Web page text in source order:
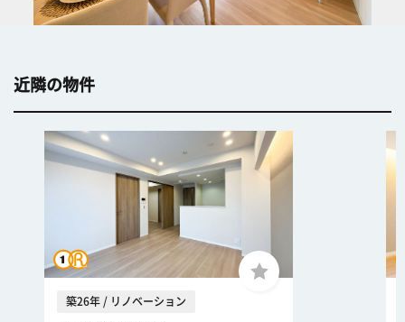
近隣の物件
築26年 / リノベーション